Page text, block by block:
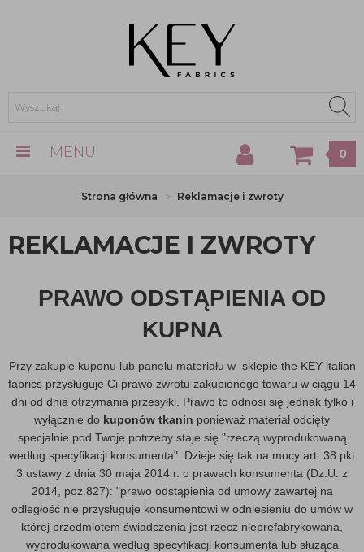
MENU 0
Strona główna Reklamacje i zwroty
REKLAMACJE I ZWROTY
PRAWO ODSTĄPIENIA OD
KUPNA
Przy zakupie kuponu lub panelu materiału w sklepie the KEY italian
fabrics przysługuje Ci prawo zwrotu zakupionego towaru w ciągu 14
dni od dnia otrzymania przesyłki. Prawo to odnosi się jednak tylko i
wyłącznie do kuponów tkanin ponieważ materiał odcięty
specjalnie pod Twoje potrzeby staje się "rzeczą wyprodukowaną
według specyfikacji konsumenta". Dzieje się tak na mocy art. 38 pkt
3 ustawy z dnia 30 maja 2014 r. o prawach konsumenta (Dz.U. z
2014, poz.827): "prawo odstąpienia od umowy zawartej na
odległość nie przysługuje konsumentowi w odniesieniu do umów w
której przedmiotem świadczenia jest rzecz nieprefabrykowana,
wyprodukowana według specyfikacji konsumenta lub służąca